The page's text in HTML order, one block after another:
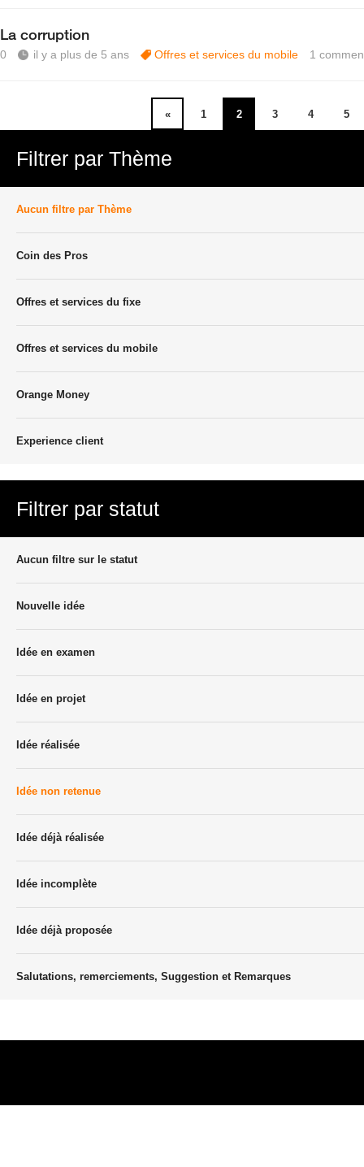
La corruption
0 il y a plus de 5 ans Offres et services du mobile 1
« 1 2 3 4 5
Filtrer par Thème
Aucun filtre par Thème
Coin des Pros
Offres et services du fixe
Offres et services du mobile
Orange Money
Experience client
Filtrer par statut
Aucun filtre sur le statut
Nouvelle idée
Idée en examen
Idée en projet
Idée réalisée
Idée non retenue
Idée déjà réalisée
Idée incomplète
Idée déjà proposée
Salutations, remerciements, Suggestion et Remarques